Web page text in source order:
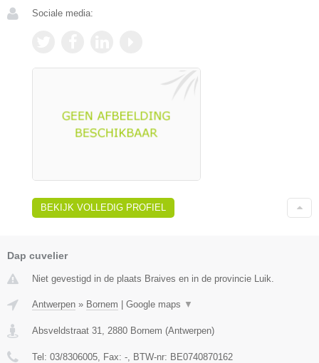
Sociale media:
BEKIJK VOLLEDIG PROFIEL
Dap cuvelier
Niet gevestigd in de plaats Braives en in de provincie Luik.
Antwerpen » Bornem Google maps ▼
Absveldstraat 31, 2880 Bornem (Antwerpen)
Tel: 03/8306005, Fax: -, BTW-nr: BE0740870162